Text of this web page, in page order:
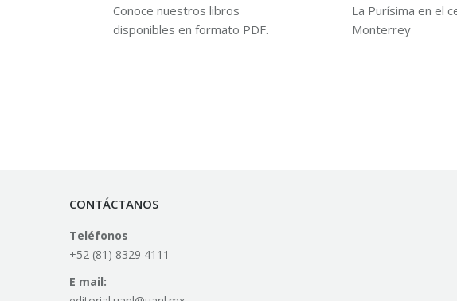
Conoce nuestros libros
disponibles en formato PDF.
La Purísima en el
Monterrey
CONTÁCTANOS
Teléfonos
+52 (81) 8329 4111
E mail: